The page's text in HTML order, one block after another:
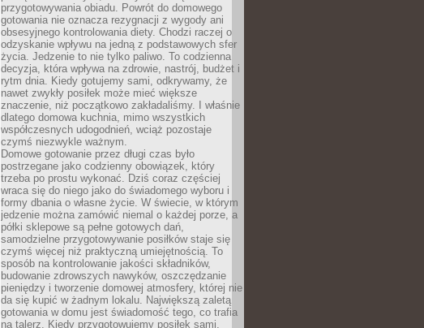
przygotowywania obiadu. Powrót do domowego
gotowania nie oznacza rezygnacji z wygody ani
obsesyjnego kontrolowania diety. Chodzi raczej o
odzyskanie wpływu na jedną z podstawowych sfer
życia. Jedzenie to nie tylko paliwo. To codzienna
decyzja, która wpływa na zdrowie, nastrój, budżet i
rytm dnia. Kiedy gotujemy sami, odkrywamy, że
nawet zwykły posiłek może mieć większe
znaczenie, niż początkowo zakładaliśmy. I właśnie
dlatego domowa kuchnia, mimo wszystkich
współczesnych udogodnień, wciąż pozostaje
czymś niezwykle ważnym.
Domowe gotowanie przez długi czas było
postrzegane jako codzienny obowiązek, który
trzeba po prostu wykonać. Dziś coraz częściej
wraca się do niego jako do świadomego wyboru i
formy dbania o własne życie. W świecie, w którym
jedzenie można zamówić niemal o każdej porze, a
półki sklepowe są pełne gotowych dań,
samodzielne przygotowywanie posiłków staje się
czymś więcej niż praktyczną umiejętnością. To
sposób na kontrolowanie jakości składników,
budowanie zdrowszych nawyków, oszczędzanie
pieniędzy i tworzenie domowej atmosfery, której nie
da się kupić w żadnym lokalu. Największą zaletą
gotowania w domu jest świadomość tego, co trafia
na talerz. Kiedy przygotowujemy posiłek sami,